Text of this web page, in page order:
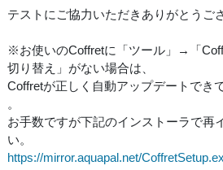
テストにご協力いただきありがとうご
※お使いのCoffretに「ツール」→「
切り替え」がない場合は、
Coffretが正しく自動アップデートでき
。
お手数ですが下記のインストーラで再
い。
https://mirror.aquapal.net/